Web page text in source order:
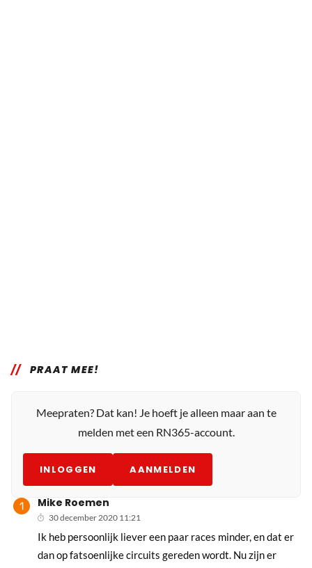
PRAAT MEE!
Meepraten? Dat kan! Je hoeft je alleen maar aan te
melden met een RN365-account.
INLOGGEN AANMELDEN
Mike Roemen
30 december 2020 11:21
Ik heb persoonlijk liever een paar races minder, en dat er
dan op fatsoenlijke circuits gereden wordt. Nu zijn er